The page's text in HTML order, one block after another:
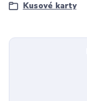
Kusové karty